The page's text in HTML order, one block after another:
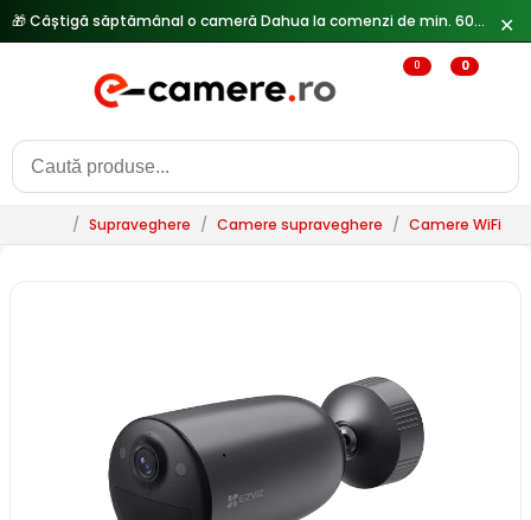
✕
0 0
/ Supraveghere / Camere supraveghere / Camere WiFi &